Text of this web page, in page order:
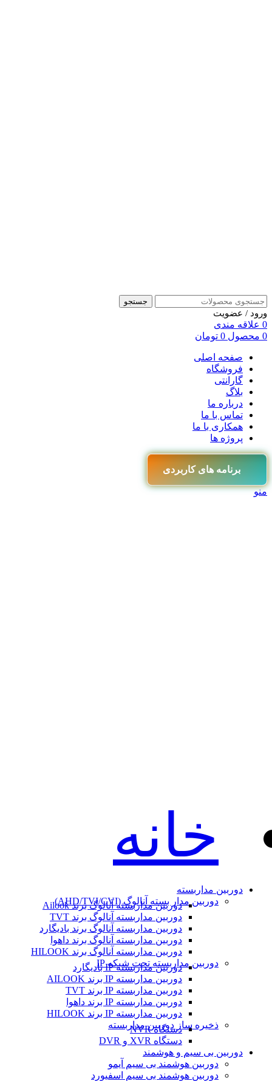
جستجو
ورود / عضویت
0 علاقه مندی
0 محصول 0 تومان
صفحه اصلی
فروشگاه
گارانتی
بلاگ
درباره ما
تماس با ما
همکاری با ما
پروژه ها
برنامه های کاربردی
منو
خانه
دوربین مداربسته
دوربین مدار بسته آنالوگ (AHD/TVI/CVI)
دوربین مداربسته آنالوگ برند Ailook
دوربین مداربسته آنالوگ برند TVT
دوربین مداربسته آنالوگ برند بادیگارد
دوربین مداربسته آنالوگ برند داهوا
دوربین مداربسته آنالوگ برند HILOOK
دوربین مداربسته تحت شبکه IP
دوربین مداربسته IP بادیگارد
دوربین مداربسته IP برند AILOOK
دوربین مداربسته IP برند TVT
دوربین مداربسته IP برند داهوا
دوربین مداربسته IP برند HILOOK
ذخیره ساز دوربین مداربسته
دستگاه NVR
دستگاه XVR و DVR
دوربین بی سیم و هوشمند
دوربین هوشمند بی سیم آیمو
دوربین هوشمند بی سیم اسفیورد